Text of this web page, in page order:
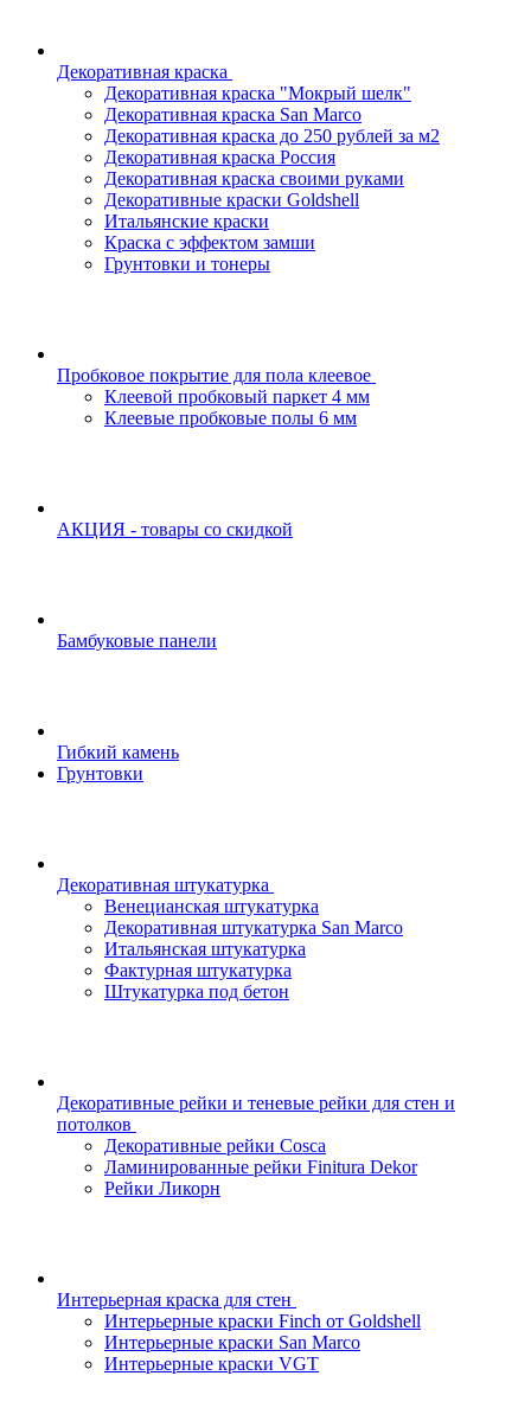
Декоративная краска
Декоративная краска "Мокрый шелк"
Декоративная краска San Marco
Декоративная краска до 250 рублей за м2
Декоративная краска Россия
Декоративная краска своими руками
Декоративные краски Goldshell
Итальянские краски
Краска с эффектом замши
Грунтовки и тонеры
Пробковое покрытие для пола клеевое
Клеевой пробковый паркет 4 мм
Клеевые пробковые полы 6 мм
АКЦИЯ - товары со скидкой
Бамбуковые панели
Гибкий камень
Грунтовки
Декоративная штукатурка
Венецианская штукатурка
Декоративная штукатурка San Marco
Итальянская штукатурка
Фактурная штукатурка
Штукатурка под бетон
Декоративные рейки и теневые рейки для стен и
потолков
Декоративные рейки Cosca
Ламинированные рейки Finitura Dekor
Рейки Ликорн
Интерьерная краска для стен
Интерьерные краски Finch от Goldshell
Интерьерные краски San Marco
Интерьерные краски VGT